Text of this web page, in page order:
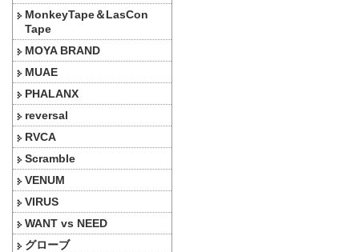
MonkeyTape＆LasCon
Tape
MOYA BRAND
MUAE
PHALANX
reversal
RVCA
Scramble
VENUM
VIRUS
WANT vs NEED
グローブ